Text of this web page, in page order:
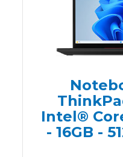
Intel®
- 16GB -